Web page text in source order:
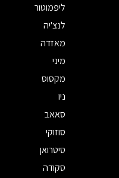
ליפמוטור
לנצ'יה
מאזדה
מיני
מקסוס
ניו
סאאב
סוזוקי
סיטרואן
סקודה